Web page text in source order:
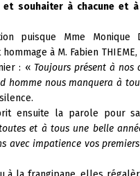
souhaiter à chacune et à
puisque Mme Monique
à M. Fabien THIEME,
: «Toujours présent à nos
homme nous manquera à
ensuite la parole pour
et à tous une belle
avec impatience vos